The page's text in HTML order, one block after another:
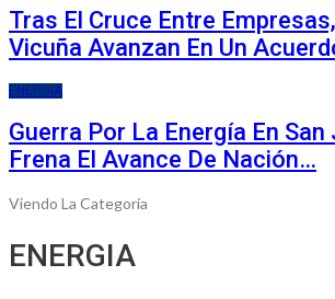
Tras El Cruce Entre
Vicuña Avanzan En Un
ENERGIA
Guerra Por La Energía En San
Frena El Avance De Nación…
Viendo La Categoría
ENERGIA